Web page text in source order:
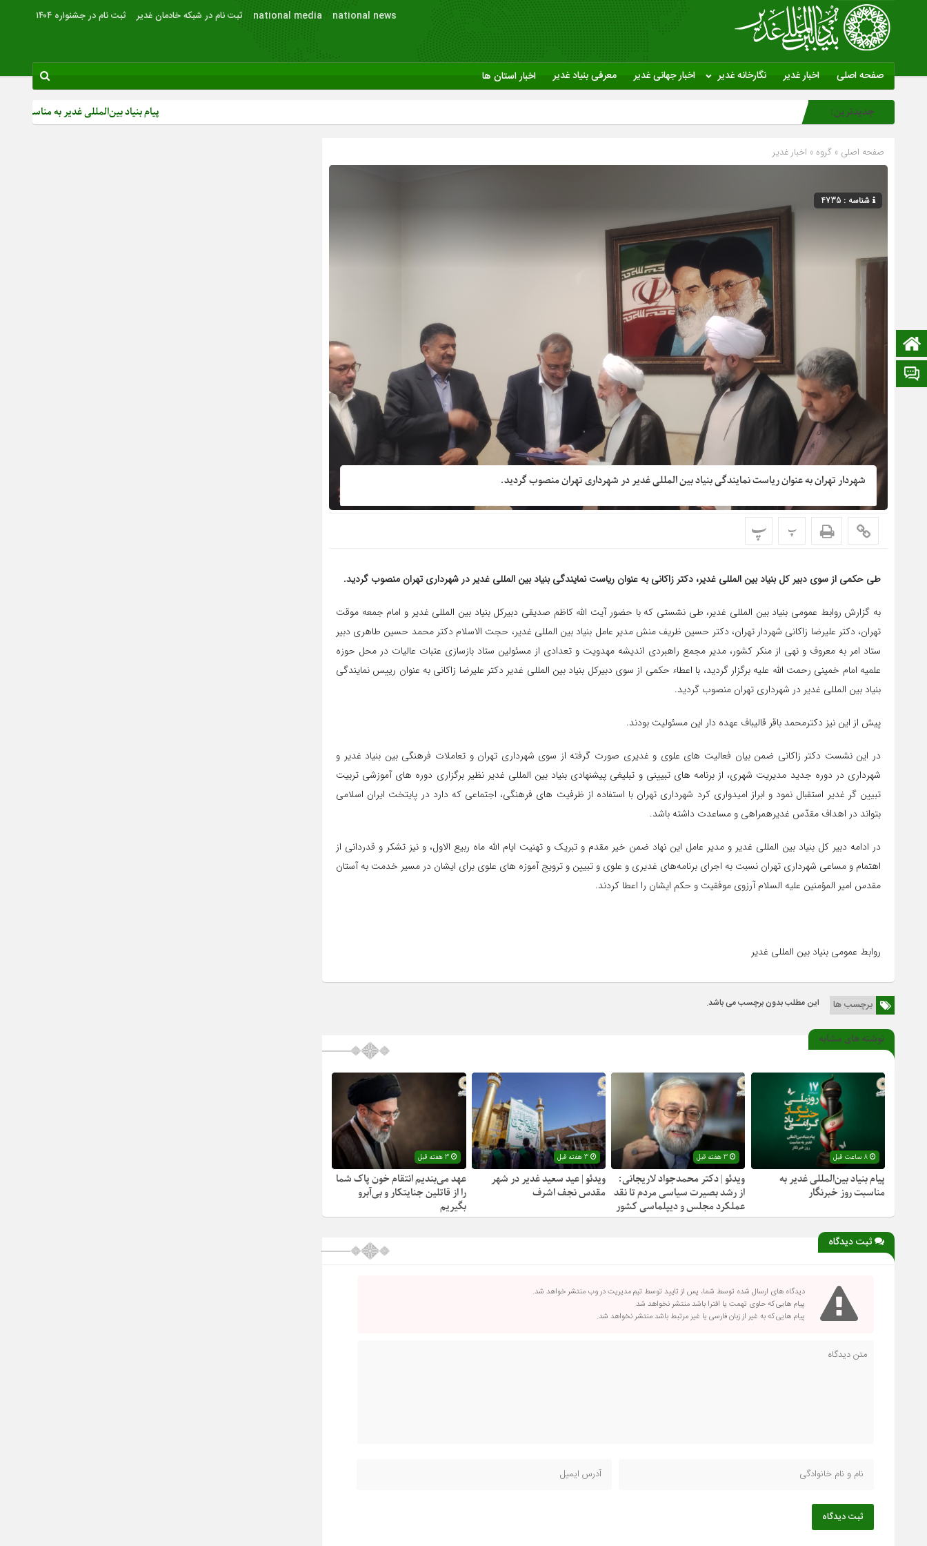
national news
national media ثبت نام در شبکه خادمان غدیر ثبت نام در جشنواره ۱۴۰۴
صفحه اصلی اخبار غدیر نگارخانه غدیر اخبار جهانی غدیر معرفی بنیاد غدیر اخبار استان ها
صفحه نخست
جدیدترین: پیام بنیاد بین‌المللی غدیر به مناسبت روز خبرنگار
صفحه اصلی » گروه » اخبار غدیر
شناسه : 4735
شهردار تهران به عنوان ریاست نمایندگی بنیاد بین المللی غدیر در شهرداری تهران منصوب گردید.
پ پ
طی حکمی از سوی دبیر کل بنیاد بین المللی غدیر، دکتر زاکانی به عنوان ریاست نمایندگی بنیاد بین المللی غدیر در شهرداری تهران منصوب گردید.
به گزارش روابط عمومی بنیاد بین المللی غدیر، طی نشستی که با حضور آیت الله کاظم صدیقی دبیرکل بنیاد بین المللی غدیر و امام جمعه موقت
تهران، دکتر علیرضا زاکانی شهردار تهران، دکتر حسین ظریف منش مدیر عامل بنیاد بین المللی غدیر، حجت الاسلام دکتر محمد حسین طاهری دبیر
ستاد امر به معروف و نهی از منکر کشور، مدیر مجمع راهبردی اندیشه مهدویت و تعدادی از مسئولین ستاد بازسازی عتبات عالیات در محل حوزه
علمیه امام خمینی رحمت الله علیه برگزار گردید، با اعطاء حکمی از سوی دبیرکل بنیاد بین المللی غدیر دکتر علیرضا زاکانی به عنوان رییس نمایندگی
بنیاد بین المللی غدیر در شهرداری تهران منصوب گردید.
پیش از این نیز دکترمحمد باقر قالیباف عهده دار این مسئولیت بودند.
در این نشست دکتر زاکانی ضمن بیان فعالیت های علوی و غدیری صورت گرفته از سوی شهرداری تهران و تعاملات فرهنگی بین بنیاد غدیر و
شهرداری در دوره جدید مدیریت شهری، از برنامه های تبیینی و تبلیغی پیشنهادی بنیاد بین المللی غدیر نظیر برگزاری دوره های آموزشی تربیت
تبیین گر غدیر استقبال نمود و ابراز امیدواری کرد شهرداری تهران با استفاده از ظرفیت های فرهنگی، اجتماعی که دارد در پایتخت ایران اسلامی
بتواند در اهداف مقدّس غدیرهمراهی و مساعدت داشته باشد.
در ادامه دبیر کل بنیاد بین المللی غدیر و مدیر عامل این نهاد ضمن خیر مقدم و تبریک و تهنیت ایام الله ماه ربیع الاول، و نیز تشکر و قدردانی از
اهتمام و مساعی شهرداری تهران نسبت به اجرای برنامه‌های ‌غدیر‌‌ی و علوی و تبیین و ترویج آموزه های علوی برای ایشان در مسیر خدمت به آستان
مقدس امیر المؤمنین علیه السلام آرزوی موفقیت و حکم ایشان را اعطا کردند.
روابط عمومی بنیاد بین المللی غدیر
برچسب ها این مطلب بدون برچسب می باشد.
نوشته های مشابه
8 ساعت قبل
پیام بنیاد بین‌المللی غدیر به
مناسبت روز خبرنگار
3 هفته قبل
ویدئو | دکتر محمدجواد لاریجانی:
از رشد بصیرت سیاسی مردم تا نقد
عملکرد مجلس و دیپلماسی کشور
3 هفته قبل
ویدئو | عید سعید غدیر در شهر
مقدس نجف اشرف
3 هفته قبل
عهد می‌بندیم انتقام خون پاک شما
را از قاتلین جنایتکار و بی‌آبرو
بگیریم
ثبت دیدگاه
دیدگاه های ارسال شده توسط شما، پس از تایید توسط تیم مدیریت در وب منتشر خواهد شد.
پیام هایی که حاوی تهمت یا افترا باشد منتشر نخواهد شد.
پیام هایی که به غیر از زبان فارسی یا غیر مرتبط باشد منتشر نخواهد شد.
ثبت دیدگاه